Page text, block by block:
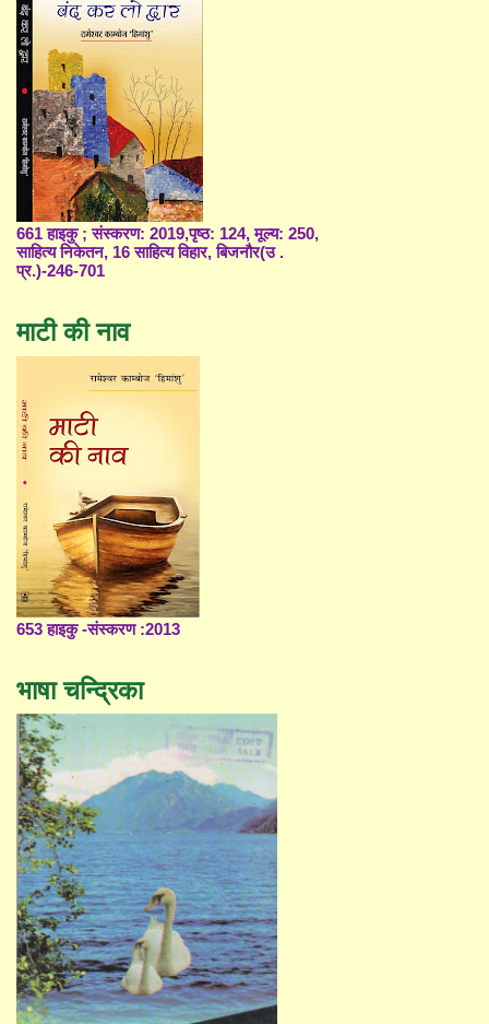
661 हाइकु ; संस्करण: 2019,पृष्ठ: 124, मूल्य: 250,
साहित्य निकेतन, 16 साहित्य विहार, बिजनौर(उ .
प्र.)-246-701
माटी की नाव
653 हाइकु -संस्करण :2013
भाषा चन्द्रिका